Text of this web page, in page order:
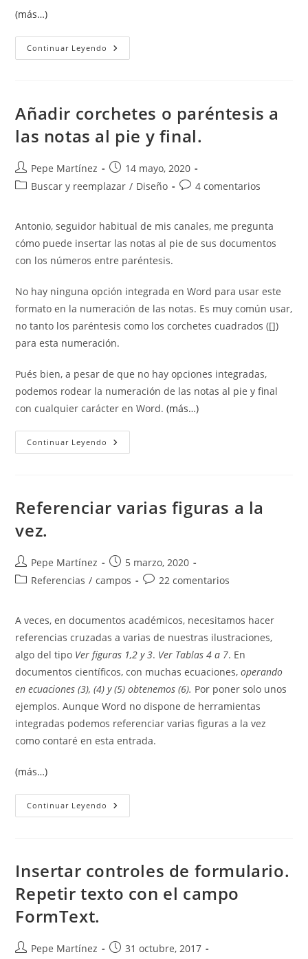
(más…)
Continuar Leyendo Cómo
Añadir
Algunas
Palabras.
Añadir corchetes o paréntesis a
las notas al pie y final.
Autor
de
Pepe Martínez
Publicación
de
14 mayo, 2020
Categoría
entrada:
Buscar y reemplazar / Diseño
Comentarios
entrada:
4 comentarios
Antonio, seguidor habitual de mis canales, me pregunta
cómo puede insertar las notas al pie de sus documentos
con los números entre paréntesis.
No hay ninguna opción integrada en Word para usar este
formato en la numeración de las notas. Es muy común usar,
no tanto los paréntesis como los corchetes cuadrados ([])
para esta numeración.
Pués bien, a pesar de que no hay opciones integradas,
podemos rodear la numeración de las notas al pie y final
con cualquier carácter en Word.(más…)
Continuar Leyendo Añadir
Corchetes
Al
Referenciar varias figuras a la
vez.
Autor
de
Pepe Martínez
Publicación
de
la
5 marzo, 2020
Categoría
entrada:
Referencias / campos
Comentarios
entrada:
22 comentarios
A veces, en documentos académicos, necesitamos hacer
referencias cruzadas a varias de nuestras ilustraciones,
algo del tipo Ver figuras 1,2 y 3. Ver Tablas 4 a 7. En
documentos científicos, con muchas ecuaciones,operando
en ecuaciones (3), (4) y (5) obtenemos (6). Por poner solo unos
ejemplos. Aunque Word no dispone de herramientas
integradas podemos referenciar varias figuras a la vez
como contaré en esta entrada.
(más…)
Continuar Leyendo Referenciar
Varias
Insertar controles de formulario.
Repetir texto con el campo
FormText.
AutorPepe Martínez
Publicación
31 octubre, 2017